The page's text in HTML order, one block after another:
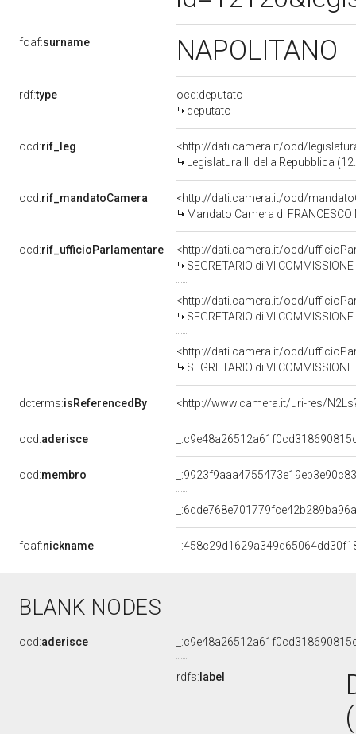
foaf:surname NAPOLITANO
rdf:type
ocd:deputato
deputato
ocd:rif_leg
<http://dati.camera.it/ocd/
Legislatura III della Repubblica
ocd:rif_mandatoCamera
<http://dati.camera.it/ocd/
Mandato Camera di
ocd:rif_ufficioParlamentare
<http://dati.camera.it/ocd/
SEGRETARIO di VI
<http://dati.camera.it/ocd/
SEGRETARIO di VI
<http://dati.camera.it/ocd/
SEGRETARIO di VI
dcterms:isReferencedBy <http://www.camera.it/uri-res/
ocd:aderisce
ocd:membro
foaf:nickname
BLANK NODES
ocd:aderisce
rdfs: label